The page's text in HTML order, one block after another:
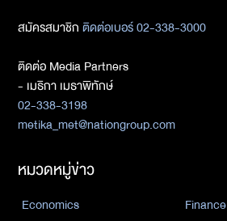
สมัครสมาชิกติดต่อเบอร์ 02-338-3000
ติดต่อ Media Partners
- เมธิกา เมธาพิทักษ์
02-338-3198
metika_met@nationgroup.com
หมวดหมู่ข่าว
Economics
Finance